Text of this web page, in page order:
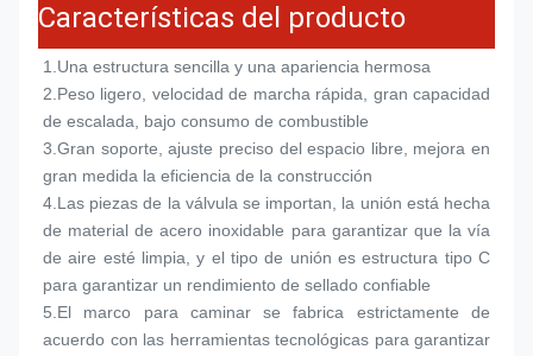
Características del producto
1. Una estructura sencilla y una apariencia hermosa
2. Peso ligero, velocidad de marcha rápida, gran capacidad
de escalada, bajo consumo de combustible
3. Gran soporte, ajuste preciso del espacio libre, mejora en
gran medida la eficiencia de la construcción
4. Las piezas de la válvula se importan, la unión está hecha
de material de acero inoxidable para garantizar que la vía
de aire esté limpia, y el tipo de unión es estructura tipo C
para garantizar un rendimiento de sellado confiable
5. El marco para caminar se fabrica estrictamente de
acuerdo con las herramientas tecnológicas para garantizar